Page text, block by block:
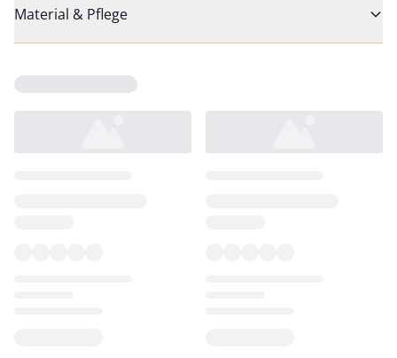
Material & Pflege